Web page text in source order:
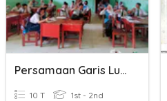
Persamaan Garis Lurus
10 T 1st - 2nd